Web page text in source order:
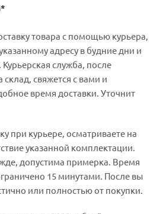
товара с помощью курьера,
адресу в будние дни и
Курьерская служба, после
склад, свяжется с вами и
время доставки. Уточнит
при курьере, осматриваете на
указанной комплектации.
допустима примерка. Время
15 минутами. После вы
или полностью от покупки.